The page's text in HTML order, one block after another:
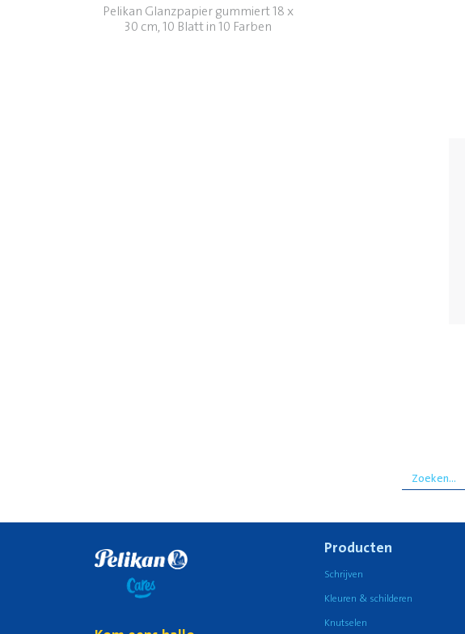
Pelikan Glanzpapier gummiert 18 x
30 cm, 10 Blatt in 10 Farben
Producten
Schrijven
Kleuren & schilderen
Knutselen